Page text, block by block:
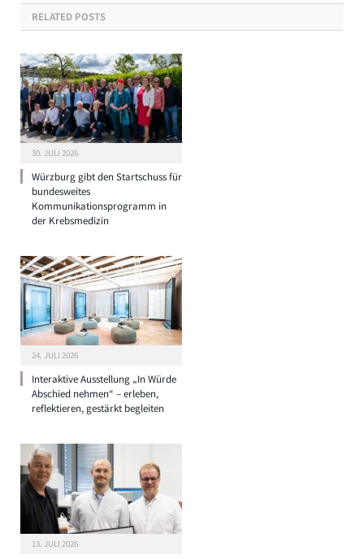
RELATED POSTS
30. JULI 2026
Würzburg gibt den Startschuss für
bundesweites
Kommunikationsprogramm in
der Krebsmedizin
24. JULI 2026
Interaktive Ausstellung „In Würde
Abschied nehmen“ – erleben,
reflektieren, gestärkt begleiten
13. JULI 2026